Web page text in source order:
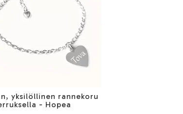
yksilöllinen rannekoru
- Hopea